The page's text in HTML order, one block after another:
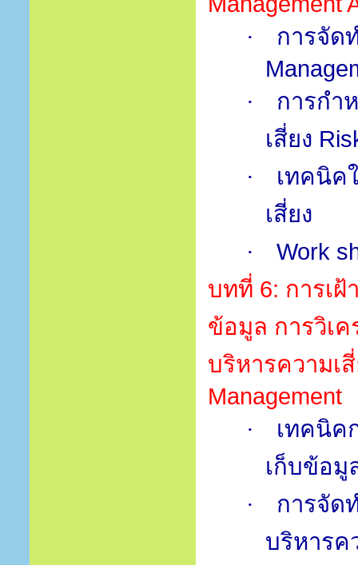
·
การจัด
·
การกำ
เสี่ยง
·
เทคนิค
เสี่ยง
·
Work
บทที่ 6: การเ
ข้อมูล การวิเ
บริหารความเ
Management
·
เทคนิค
เก็บข้อมู
·
การจัด
บริหารค